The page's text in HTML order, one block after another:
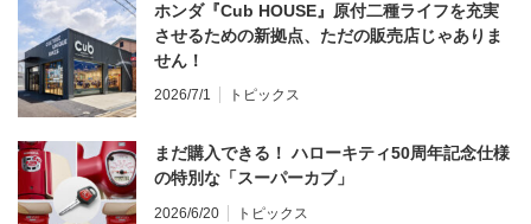
ホンダ『Cub HOUSE』原付二種ライフを充実
させるための新拠点、ただの販売店じゃありま
せん！
2026/7/1 トピックス
まだ購入できる！ ハローキティ50周年記念仕様
の特別な「スーパーカブ」
2026/6/20 トピックス